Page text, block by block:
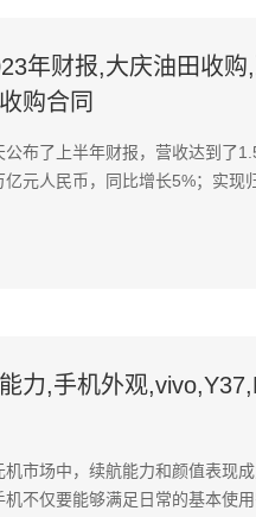
年财报,大庆油田收
购合同
公布了上半年财报，营收达到了
亿元人民币，同比增长5%；实现
力,手机外观
机市场中，续航能力和颜值表现
不仅要能够满足日常的基本使